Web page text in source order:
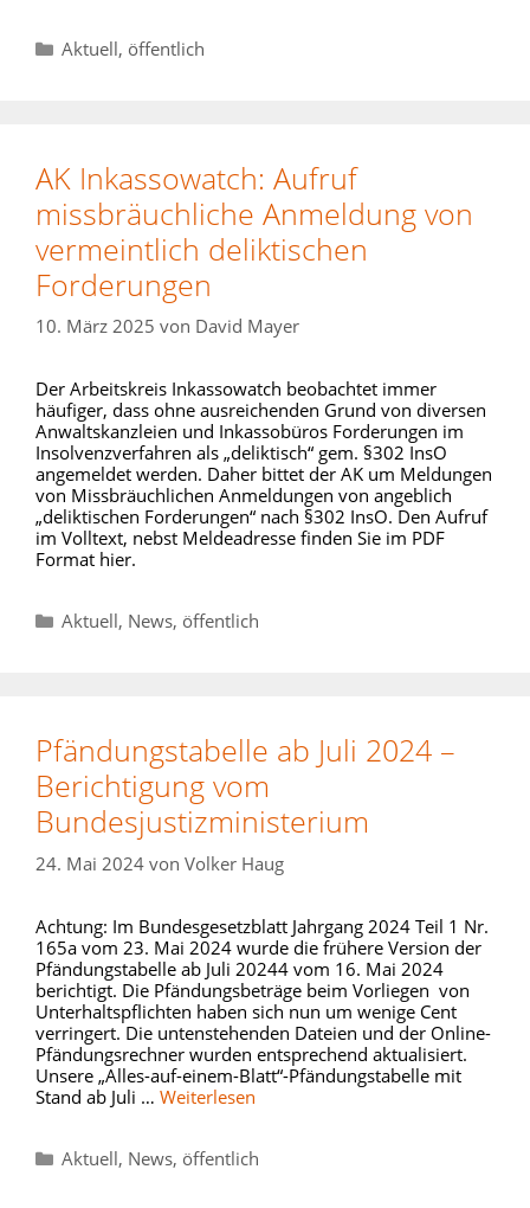
Kategorien
Aktuell, öffentlich
AK Inkassowatch: Aufruf
missbräuchliche Anmeldung von
vermeintlich deliktischen
Forderungen
10. März 2025 von David Mayer
Der Arbeitskreis Inkassowatch beobachtet immer
häufiger, dass ohne ausreichenden Grund von diversen
Anwaltskanzleien und Inkassobüros Forderungen im
Insolvenzverfahren als „deliktisch“ gem. §302 InsO
angemeldet werden. Daher bittet der AK um Meldungen
von Missbräuchlichen Anmeldungen von angeblich
„deliktischen Forderungen“ nach §302 InsO. Den Aufruf
im Volltext, nebst Meldeadresse finden Sie im PDF
Format hier.
Kategorien
Aktuell, News, öffentlich
Pfändungstabelle ab Juli 2024 –
Berichtigung vom
Bundesjustizministerium
24. Mai 2024 von Volker Haug
Achtung: Im Bundesgesetzblatt Jahrgang 2024 Teil 1 Nr.
165a vom 23. Mai 2024 wurde die frühere Version der
Pfändungstabelle ab Juli 20244 vom 16. Mai 2024
berichtigt. Die Pfändungsbeträge beim Vorliegen von
Unterhaltspflichten haben sich nun um wenige Cent
verringert. Die untenstehenden Dateien und der Online-
Pfändungsrechner wurden entsprechend aktualisiert.
Unsere „Alles-auf-einem-Blatt“-Pfändungstabelle mit
Stand ab Juli … Weiterlesen
Kategorien
Aktuell, News, öffentlich